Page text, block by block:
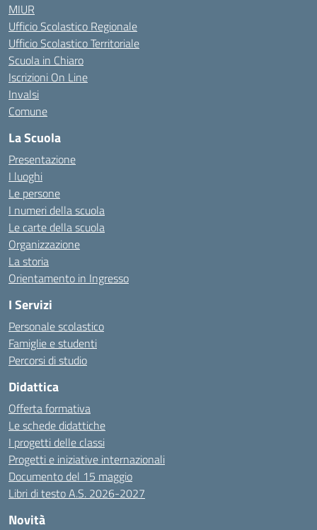
MIUR
Ufficio Scolastico Regionale
Ufficio Scolastico Territoriale
Scuola in Chiaro
Iscrizioni On Line
Invalsi
Comune
La Scuola
Presentazione
I luoghi
Le persone
I numeri della scuola
Le carte della scuola
Organizzazione
La storia
Orientamento in Ingresso
I Servizi
Personale scolastico
Famiglie e studenti
Percorsi di studio
Didattica
Offerta formativa
Le schede didattiche
I progetti delle classi
Progetti e iniziative internazionali
Documento del 15 maggio
Libri di testo A.S. 2026-2027
Novità